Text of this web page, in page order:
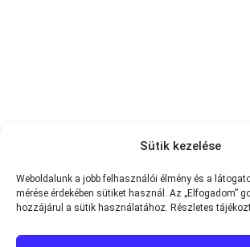
Sütik kezelése
Weboldalunk a jobb felhasználói élmény és a
mérése érdekében sütiket használ. Az „Elfogadom”
hozzájárul a sütik használatához. Részletes
Adatvédelmi Tájékoztató| Süti